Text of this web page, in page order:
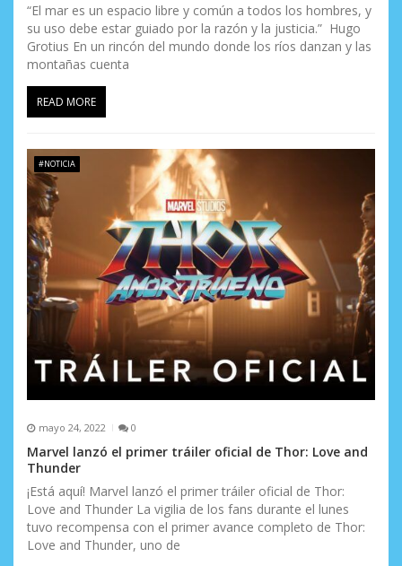
“El mar es un espacio libre y común a todos los hombres, y
su uso debe estar guiado por la razón y la justicia.” Hugo
Grotius En un rincón del mundo donde los ríos danzan y las
montañas cuenta
READ MORE
#NOTICIA
mayo 24, 2022 0
Marvel lanzó el primer tráiler oficial de Thor: Love and
Thunder
¡Está aquí! Marvel lanzó el primer tráiler oficial de Thor:
Love and Thunder La vigilia de los fans durante el lunes
tuvo recompensa con el primer avance completo de Thor:
Love and Thunder, uno de